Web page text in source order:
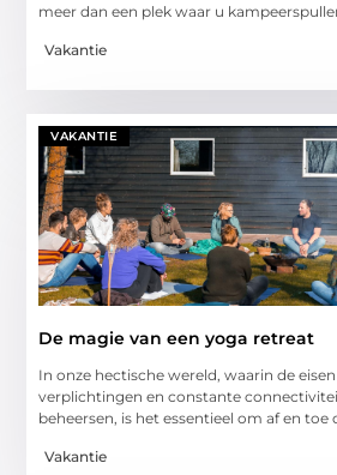
meer dan een plek waar u
Vakantie
VAKANTIE
De magie van een yoga retreat
In onze hectische wereld, waarin de
verplichtingen en constante
beheersen, is het essentieel om af en toe
Vakantie